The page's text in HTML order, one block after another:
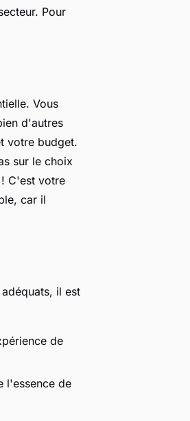
Pour
Vous
d'autres
votre budget.
sur le choix
C'est votre
car il
il est
de
l'essence de